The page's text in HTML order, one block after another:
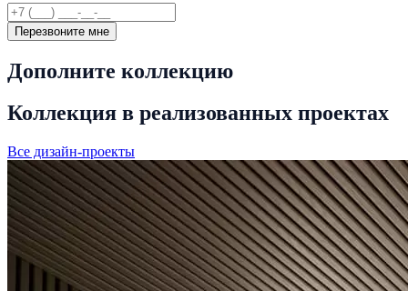
Перезвоните мне
Дополните коллекцию
Коллекция в реализованных проектах
Все дизайн-проекты